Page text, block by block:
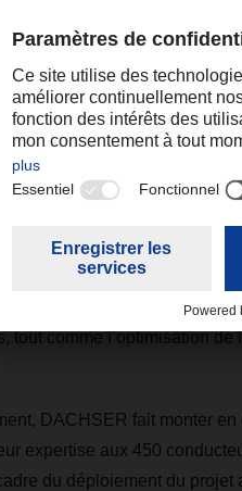
l’amélioration à la fois
chez DACHSER Service und
exclusivement avec de
renouvelables avec
de sa stratégie de
et des processus, ainsi
plus durables. A
et de son activité
ainsi que
tout comme l’optimisation
DACHSER fait monter
expertise aux 450
du déploiement du